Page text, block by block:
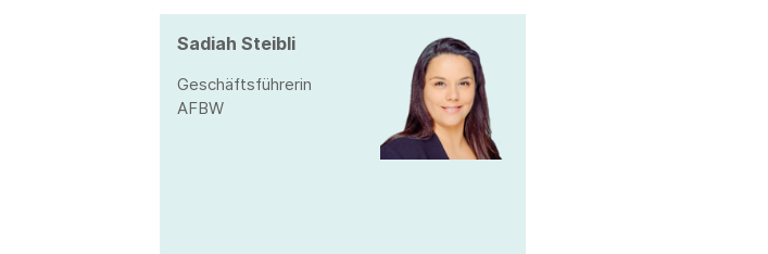
Sadiah Steibli
Geschäftsführerin
AFBW